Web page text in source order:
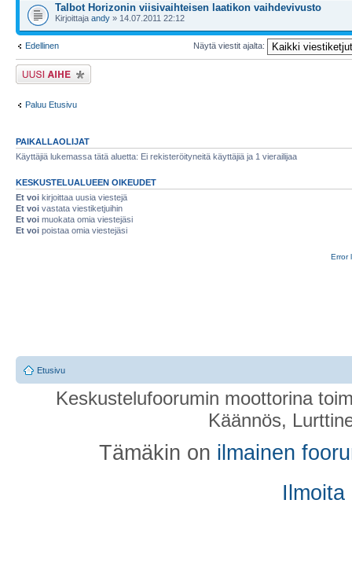
Talbot Horizonin viisivaihteisen laatikon vaihdevivusto
Kirjoittaja andy » 14.07.2011 22:12
Edellinen Näytä viestit ajalta:
Lähetä uusi viesti
Paluu Etusivu
PAIKALLAOLIJAT
Käyttäjiä lukemassa tätä aluetta: Ei rekisteröityneitä käyttäjiä ja 1 vierailijaa
KESKUSTELUALUEEN OIKEUDET
Et voi kirjoittaa uusia viestejä
Et voi vastata viestiketjuihin
Et voi muokata omia viestejäsi
Et voi poistaa omia viestejäsi
Error
Etusivu
Keskustelufoorumin moottorina
Käännös,
Tämäkin on ilmainen